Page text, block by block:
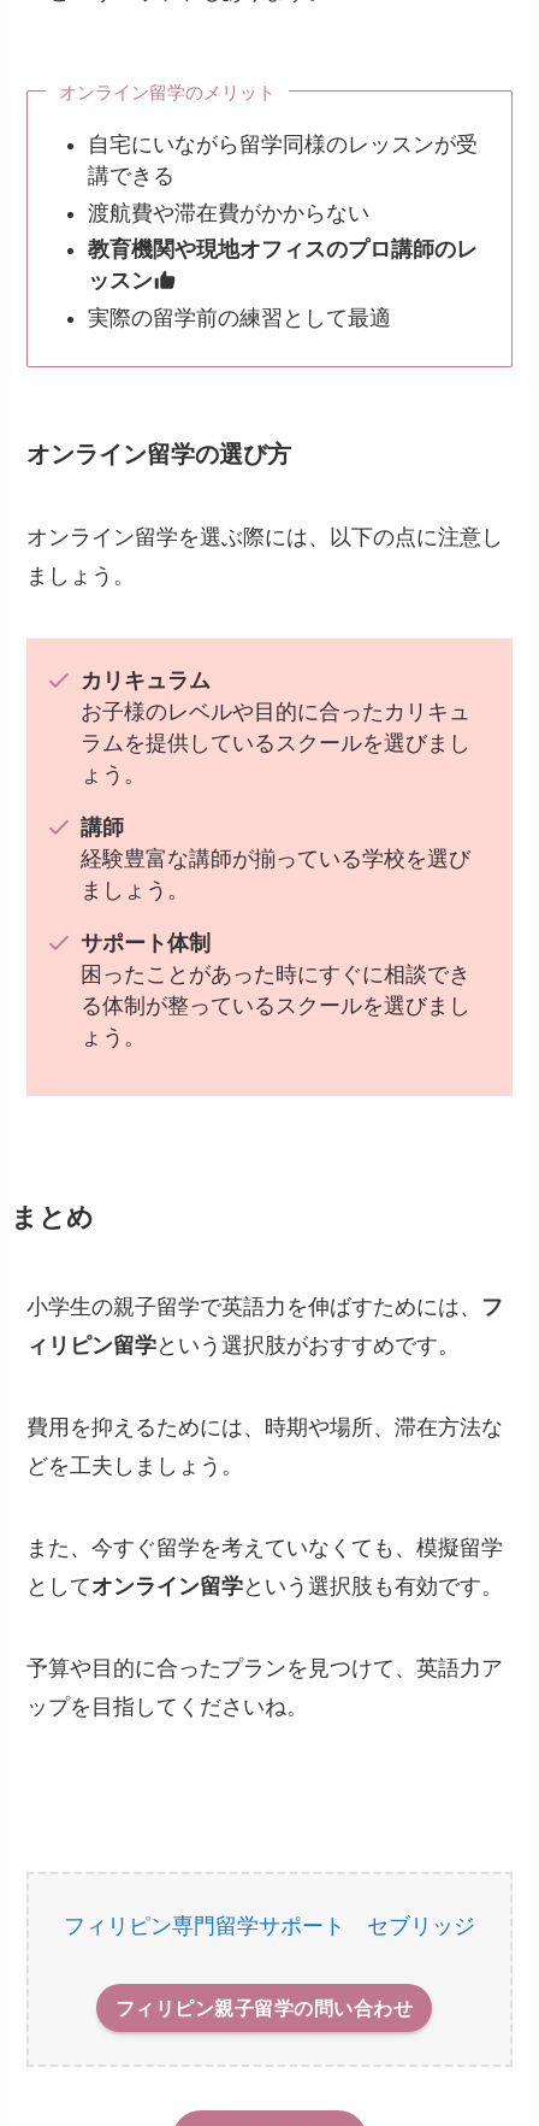
オンライン留学のメリット
自宅にいながら留学同様のレッスンが受
講できる
渡航費や滞在費がかからない
教育機関や現地オフィスのプロ講師のレ
ッスン
実際の留学前の練習として最適
オンライン留学の選び方
オンライン留学を選ぶ際には、以下の点に注意し
ましょう。
カリキュラム
お子様のレベルや目的に合ったカリキュ
ラムを提供しているスクールを選びまし
ょう。
講師
経験豊富な講師が揃っている学校を選び
ましょう。
サポート体制
困ったことがあった時にすぐに相談でき
る体制が整っているスクールを選びまし
ょう。
まとめ
小学生の親子留学で英語力を伸ばすためには、 フ
ィリピン留学という選択肢がおすすめです。
費用を抑えるためには、時期や場所、滞在方法な
どを工夫しましょう。
また、今すぐ留学を考えていなくても、模擬留学
としてオンライン留学という選択肢も有効です。
予算や目的に合ったプランを見つけて、英語力ア
ップを目指してくださいね。
フィリピン専門留学サポート セブリッジ
フィリピン親子留学の問い合わせ